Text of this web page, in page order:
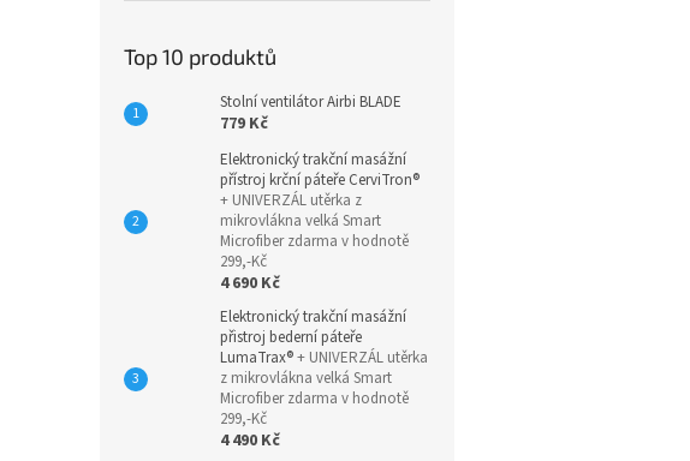
Top 10 produktů
Stolní ventilátor Airbi BLADE
779 Kč
Elektronický trakční masážní
přístroj krční páteře CerviTron®
+ UNIVERZÁL utěrka z
mikrovlákna velká Smart
Microfiber zdarma v hodnotě
299,-Kč
4 690 Kč
Elektronický trakční masážní
přistroj bederní páteře
LumaTrax®+ UNIVERZÁL utěrka
z mikrovlákna velká Smart
Microfiber zdarma v hodnotě
299,-Kč
4 490 Kč